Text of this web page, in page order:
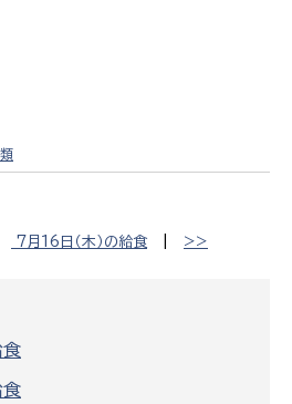
7月16日（木）の給食 >>
食
食